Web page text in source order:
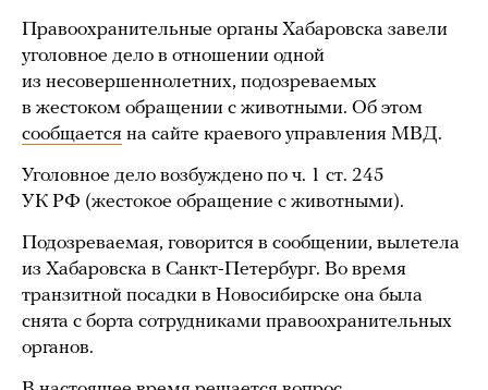
Правоохранительные органы Хабаровска завели
уголовное дело в отношении одной
из несовершеннолетних, подозреваемых
в жестоком обращении с животными. Об этом
сообщается на сайте краевого управления МВД.
Уголовное дело возбуждено по ч. 1 ст. 245
УК РФ (жестокое обращение с животными).
Подозреваемая, говорится в сообщении, вылетела
из Хабаровска в Санкт-Петербург. Во время
транзитной посадки в Новосибирске она была
снята с борта сотрудниками правоохранительных
органов.